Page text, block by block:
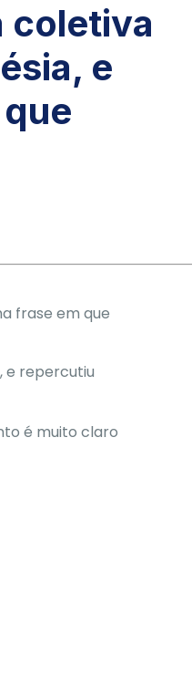
coletiva
e
frase em que
, e repercutiu
é muito claro